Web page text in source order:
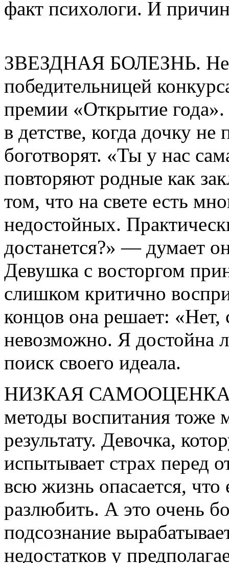
факт психологи. И
ЗВЕЗДНАЯ БОЛЕЗНЬ. Не
победительницей
премии «Открытие года».
в детстве, когда дочку
боготворят. «Ты у нас
повторяют родные как
том, что на свете есть
недостойных.
достанется?» — думает
Девушка с восторгом
слишком критично
концов она решает: «Нет,
невозможно. Я достойна
поиск своего идеала.
НИЗКАЯ САМООЦЕНКА.
методы воспитания тоже
результату. Девочка,
испытывает страх
всю жизнь опасается,
разлюбить. А это очень
подсознание
недостатков у